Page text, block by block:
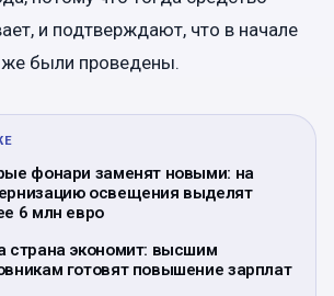
и подтверждают, что в начале
были проведены.
фонари заменят новыми: на
освещения выделят
6 млн евро
страна экономит: высшим
готовят повышение зарплат